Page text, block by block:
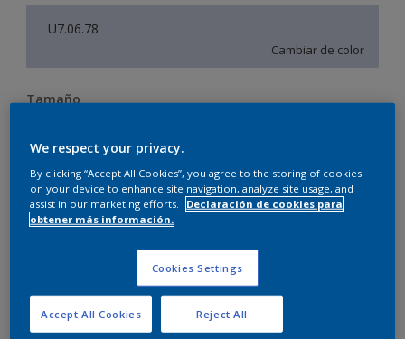
U7.06.78
Cambiar de color
Tamaño
Cantidad Calculadora de pintura
Calcular
Agregar a la lista de deseos
Encontrar una tienda
We respect your privacy.
By clicking “Accept All Cookies”, you agree to the storing of cookies
on your device to enhance site navigation, analyze site usage, and
assist in our marketing efforts.
Declaración de cookies para
obtener más información.
Cookies Settings
Reject All
Accept All Cookies